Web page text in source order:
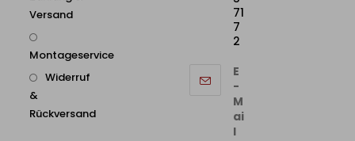
Versand
Montageservice
Widerruf
&
Rückversand
71
7
2
E
-
M
ai
l